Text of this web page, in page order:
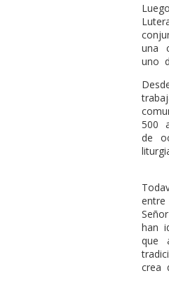
una
uno
500
de
han
que
crea